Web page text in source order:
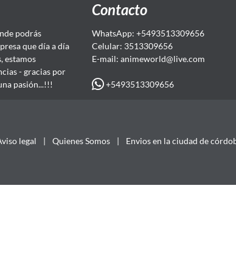
podrás
que día a día
estamos
- gracias por
pasión...!!!
Contacto
WhatsApp: +5493513309656
Celular: 3513309656
E-mail: animeworld@live.com
+5493513309656
legal | Quienes Somos | Envios en la ciudad de